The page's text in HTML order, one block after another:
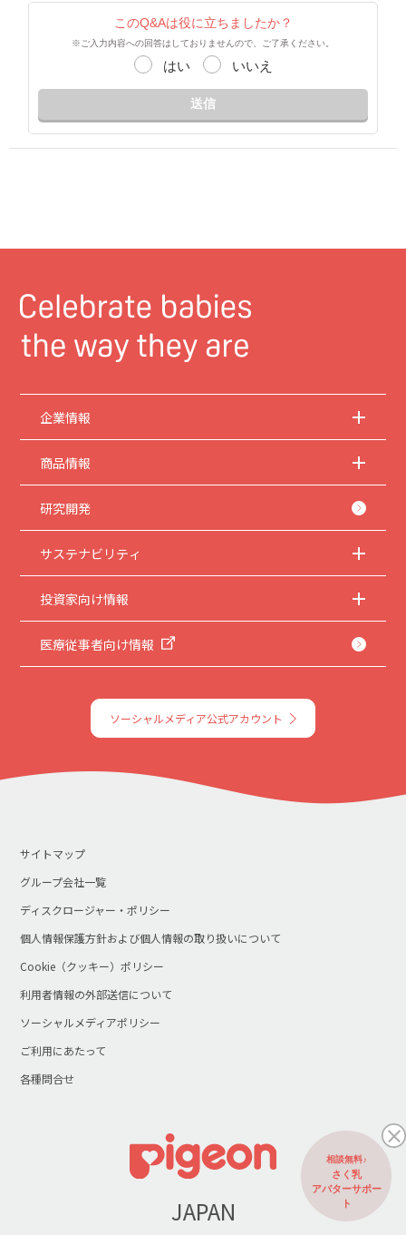
このQ&Aは役に立ちましたか？
※ご入力内容への回答はしておりませんので、ご了承ください。
はい いいえ
送信
企業情報
商品情報
研究開発
サステナビリティ
投資家向け情報
医療従事者向け情報
ソーシャルメディア公式アカウント
サイトマップ
グループ会社一覧
ディスクロージャー・ポリシー
個人情報保護方針および個人情報の取り扱いについて
Cookie（クッキー）ポリシー
利用者情報の外部送信について
ソーシャルメディアポリシー
ご利用にあたって
各種問合せ
JAPAN
相談無料♪
さく乳
アバターサポー
ト